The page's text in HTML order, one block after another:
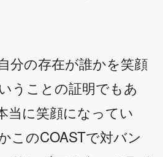
分の存在が誰かを笑顔
うことの証明でもあ
当に笑顔になってい
このCOASTで対バン